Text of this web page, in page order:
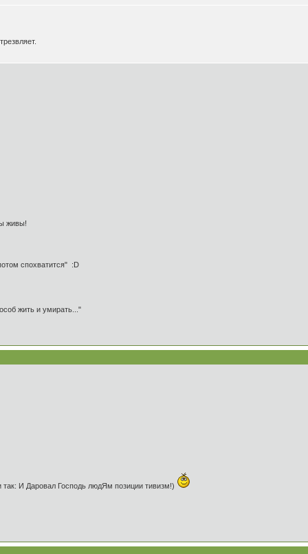
живы!
спохватится" :D
жить и умирать..."
И Даровал Господь людЯм позиции тивизм!)